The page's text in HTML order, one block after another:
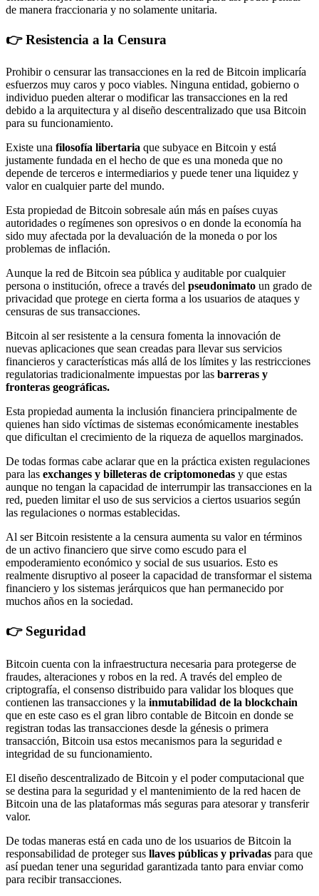
de manera fraccionaria y no solamente unitaria.
👉 Resistencia a la Censura
Prohibir o censurar las transacciones en la red de Bitcoin implicaría
esfuerzos muy caros y poco viables. Ninguna entidad, gobierno o
individuo pueden alterar o modificar las transacciones en la red
debido a la arquitectura y al diseño descentralizado que usa Bitcoin
para su funcionamiento.
Existe una filosofía libertaria que subyace en Bitcoin y está
justamente fundada en el hecho de que es una moneda que no
depende de terceros e intermediarios y puede tener una liquidez y
valor en cualquier parte del mundo.
Esta propiedad de Bitcoin sobresale aún más en países cuyas
autoridades o regímenes son opresivos o en donde la economía ha
sido muy afectada por la devaluación de la moneda o por los
problemas de inflación.
Aunque la red de Bitcoin sea pública y auditable por cualquier
persona o institución, ofrece a través del pseudonimato un grado de
privacidad que protege en cierta forma a los usuarios de ataques y
censuras de sus transacciones.
Bitcoin al ser resistente a la censura fomenta la innovación de
nuevas aplicaciones que sean creadas para llevar sus servicios
financieros y características más allá de los límites y las restricciones
regulatorias tradicionalmente impuestas por las barreras y
fronteras geográficas.
Esta propiedad aumenta la inclusión financiera principalmente de
quienes han sido víctimas de sistemas económicamente inestables
que dificultan el crecimiento de la riqueza de aquellos marginados.
De todas formas cabe aclarar que en la práctica existen regulaciones
para las exchanges y billeteras de criptomonedas y que estas
aunque no tengan la capacidad de interrumpir las transacciones en la
red, pueden limitar el uso de sus servicios a ciertos usuarios según
las regulaciones o normas establecidas.
Al ser Bitcoin resistente a la censura aumenta su valor en términos
de un activo financiero que sirve como escudo para el
empoderamiento económico y social de sus usuarios. Esto es
realmente disruptivo al poseer la capacidad de transformar el sistema
financiero y los sistemas jerárquicos que han permanecido por
muchos años en la sociedad.
👉 Seguridad
Bitcoin cuenta con la infraestructura necesaria para protegerse de
fraudes, alteraciones y robos en la red. A través del empleo de
criptografía, el consenso distribuido para validar los bloques que
contienen las transacciones y la inmutabilidad de la blockchain
que en este caso es el gran libro contable de Bitcoin en donde se
registran todas las transacciones desde la génesis o primera
transacción, Bitcoin usa estos mecanismos para la seguridad e
integridad de su funcionamiento.
El diseño descentralizado de Bitcoin y el poder computacional que
se destina para la seguridad y el mantenimiento de la red hacen de
Bitcoin una de las plataformas más seguras para atesorar y transferir
valor.
De todas maneras está en cada uno de los usuarios de Bitcoin la
responsabilidad de proteger sus llaves públicas y privadas para que
así puedan tener una seguridad garantizada tanto para enviar como
para recibir transacciones.